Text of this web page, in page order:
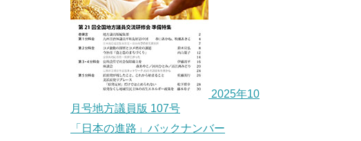
2025年10
月号地方議員版 107号
「日本の進路」バックナンバー